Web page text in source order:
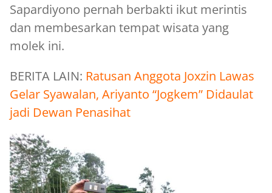
Sapardiyono pernah berbakti ikut merintis
dan membesarkan tempat wisata yang
molek ini.
BERITA LAIN: Ratusan Anggota Joxzin Lawas
Gelar Syawalan, Ariyanto “Jogkem” Didaulat
jadi Dewan Penasihat